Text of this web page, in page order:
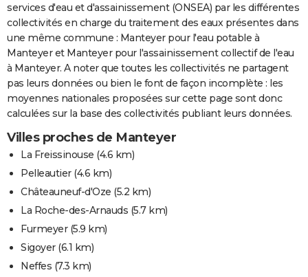
services d'eau et d'assainissement (ONSEA) par les différentes
collectivités en charge du traitement des eaux présentes dans
une même commune : Manteyer pour l'eau potable à
Manteyer et Manteyer pour l'assainissement collectif de l'eau
à Manteyer. A noter que toutes les collectivités ne partagent
pas leurs données ou bien le font de façon incomplète : les
moyennes nationales proposées sur cette page sont donc
calculées sur la base des collectivités publiant leurs données.
Villes proches de Manteyer
La Freissinouse (4.6 km)
Pelleautier(4.6 km)
Châteauneuf-d'Oze (5.2 km)
La Roche-des-Arnauds (5.7 km)
Furmeyer(5.9 km)
Sigoyer(6.1 km)
Neffes (7.3 km)